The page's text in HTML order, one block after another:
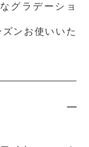
グラデーショ
ンお使いいた